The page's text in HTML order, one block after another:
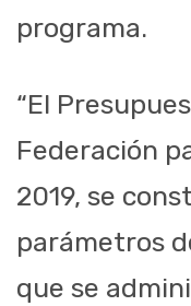
programa.
“El
Federación
2019, se
parámetros
que se